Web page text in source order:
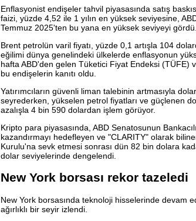
Enflasyonist endişeler tahvil piyasasında satış
faizi, yüzde 4,52 ile 1 yılın en yüksek seviyesine,
Temmuz 2025'ten bu yana en yüksek seviyeyi gördü.
Brent petrolün varil fiyatı, yüzde 0,1 artışla 104
eğilimi dünya genelindeki ülkelerde enflasyonun
hafta ABD'den gelen Tüketici Fiyat Endeksi (TÜFE)
bu endişelerin kanıtı oldu.
Yatırımcıların güvenli liman talebinin artmasıyla
seyrederken, yükselen petrol fiyatları ve güçlenen
azalışla 4 bin 590 dolardan işlem görüyor.
Kripto para piyasasında, ABD Senatosunun
kazandırmayı hedefleyen ve "CLARITY" olarak
Kurulu'na sevk etmesi sonrası dün 82 bin dolara
dolar seviyelerinde dengelendi.
New York borsası rekor tazeledi
New York borsasında teknoloji hisselerinde devam
ağırlıklı bir seyir izlendi.